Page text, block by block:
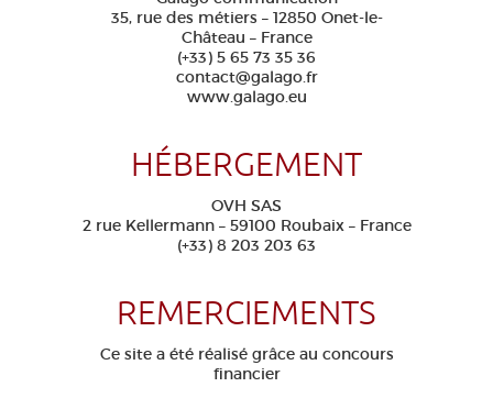
35, rue des métiers – 12850 Onet-le-
Château – France
(+33) 5 65 73 35 36
contact@galago.fr
www.galago.eu
HÉBERGEMENT
OVH SAS
2 rue Kellermann – 59100 Roubaix – France
(+33) 8 203 203 63
REMERCIEMENTS
Ce site a été réalisé grâce au concours
financier